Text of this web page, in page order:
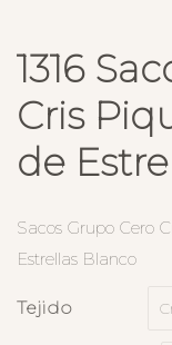
1316
Cris
de
Sacos Grupo Cero
Estrellas Blanco
Tejido